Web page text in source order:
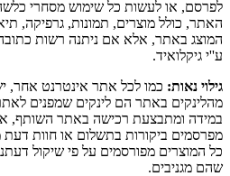
לפרסם, או לעשות כל שימוש מסחרי
האתר, כולל מוצרים, תמונות, גרפיקה,
המוצג באתר, אלא אם ניתנה רשות
ע''י גיקלואיד.
גילוי נאות: כמו לכל אתר אינטרנט אחר,
מהלינקים באתר הם לינקים שמפנים
במידה ומתבצעת רכישה באתר השותף,
מפרסמים ביקורות בתשלום או חוות דעת
כל המוצרים מפורסמים על פי שיקול
שהם מגניבים.